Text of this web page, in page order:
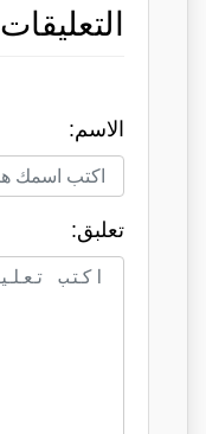
التعليقات
الاسم:
تعلبق: